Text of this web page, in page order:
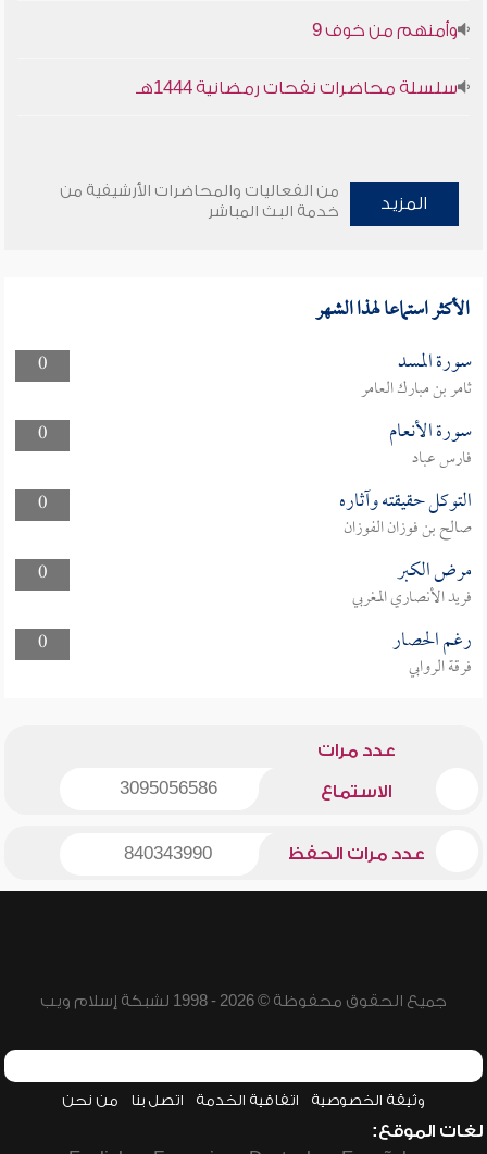
وأمنهم من خوف 9
سلسلة محاضرات نفحات رمضانية 1444هـ
المزيد
من الفعاليات والمحاضرات الأرشيفية من
خدمة البث المباشر
الأكثر استماعا لهذا الشهر
0 سورة المسد
ثامر بن مبارك العامر
0
سورة الأنعام
فارس عباد
0
التوكل حقيقته وآثاره
صالح بن فوزان الفوزان
0
مرض الكبر
فريد الأنصاري المغربي
0
رغم الحصار
فرقة الروابي
عدد مرات
الاستماع 3095056586
عدد مرات الحفظ 840343990
جميع الحقوق محفوظة © 2026 - 1998 لشبكة إسلام ويب
وثيقة الخصوصية اتفاقية الخدمة اتصل بنا من نحن
لغات الموقع: